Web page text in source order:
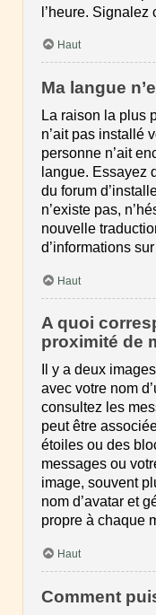
l’heure.
Haut
Ma langue
La raison la plus
n’ait pas installé
personne n’ait
langue. Essayez
du forum
n’existe pas,
nouvelle
d’informations
Haut
A quoi
proximité de
Il y a deux
avec votre nom
consultez les
peut être
étoiles ou des
messages ou
image, souvent
nom d’avatar et
propre à chaque
Haut
Comment